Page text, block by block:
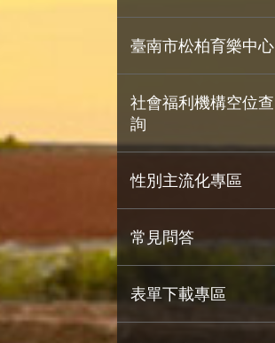
臺南市松柏育樂中心
社會福利機構空位查
詢
性別主流化專區
常見問答
表單下載專區